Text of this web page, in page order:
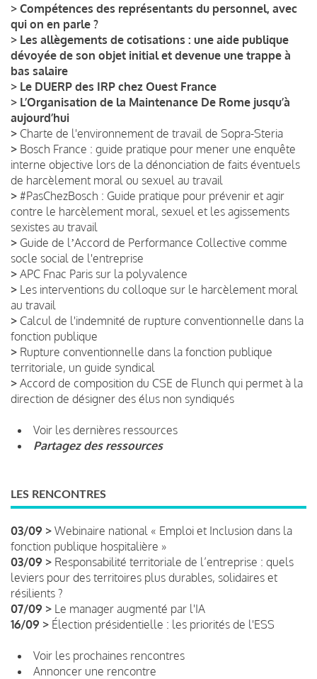
> Compétences des représentants du personnel, avec
qui on en parle ?
> Les allègements de cotisations : une aide publique
dévoyée de son objet initial et devenue une trappe à
bas salaire
> Le DUERP des IRP chez Ouest France
> L’Organisation de la Maintenance De Rome jusqu’à
aujourd’hui
> Charte de l'environnement de travail de Sopra-Steria
> Bosch France : guide pratique pour mener une enquête
interne objective lors de la dénonciation de faits éventuels
de harcèlement moral ou sexuel au travail
> #PasChezBosch : Guide pratique pour prévenir et agir
contre le harcèlement moral, sexuel et les agissements
sexistes au travail
> Guide de lʼAccord de Performance Collective comme
socle social de l'entreprise
> APC Fnac Paris sur la polyvalence
> Les interventions du colloque sur le harcèlement moral
au travail
> Calcul de l'indemnité de rupture conventionnelle dans la
fonction publique
> Rupture conventionnelle dans la fonction publique
territoriale, un guide syndical
> Accord de composition du CSE de Flunch qui permet à la
direction de désigner des élus non syndiqués
Voir les dernières ressources
Partagez des ressources
LES RENCONTRES
03/09 > Webinaire national « Emploi et Inclusion dans la
fonction publique hospitalière »
03/09 > Responsabilité territoriale de l’entreprise : quels
leviers pour des territoires plus durables, solidaires et
résilients ?
07/09 > Le manager augmenté par l'IA
16/09 > Élection présidentielle : les priorités de l'ESS
Voir les prochaines rencontres
Annoncer une rencontre